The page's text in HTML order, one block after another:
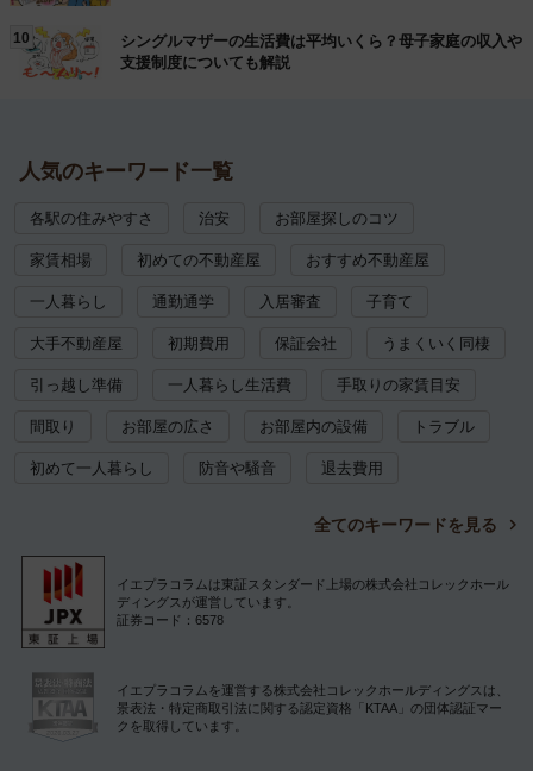
10
シングルマザーの生活費は平均いくら？母子家庭の収入や
支援制度についても解説
人気のキーワード一覧
各駅の住みやすさ 治安 お部屋探しのコツ
家賃相場 初めての不動産屋 おすすめ不動産屋
一人暮らし 通勤通学 入居審査 子育て
大手不動産屋 初期費用 保証会社 うまくいく同棲
引っ越し準備 一人暮らし生活費 手取りの家賃目安
間取り お部屋の広さ お部屋内の設備 トラブル
初めて一人暮らし 防音や騒音 退去費用
全てのキーワードを見る
イエプラコラムは東証スタンダード上場の株式会社コレックホール
ディングスが運営しています。
証券コード：6578
イエプラコラムを運営する株式会社コレックホールディングスは、
景表法・特定商取引法に関する認定資格「KTAA」の団体認証マー
クを取得しています。